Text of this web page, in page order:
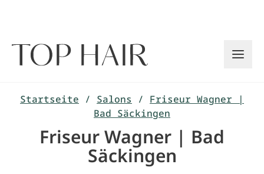
Startseite / Salons / Friseur Wagner |
Bad Säckingen
Friseur Wagner | Bad
Säckingen